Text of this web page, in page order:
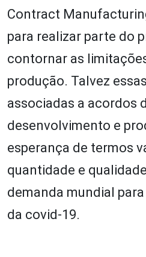
Contract
para realizar parte do
contornar as
produção. Talvez
associadas a acordos
desenvolvimento e
esperança de termos
quantidade e
demanda mundial
da covid-19.